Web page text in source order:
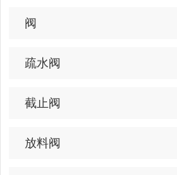
阀
疏水阀
截止阀
放料阀